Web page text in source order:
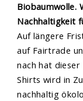
Biobaumwolle.
Nachhaltigkeit
Auf längere
auf Fairtrade
nach hat
Shirts wird in
nachhaltig